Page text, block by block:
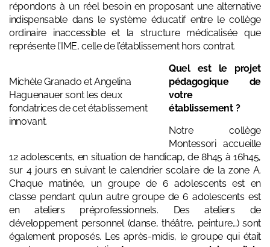
répondons à un réel besoin en proposant une alternative
indispensable dans le système éducatif entre le collège
ordinaire inaccessible et la structure médicalisée que
représente l’IME, celle de l’établissement hors contrat.
Michèle Granado et Angelina
Haguenauer sont les deux
fondatrices de cet établissement
innovant.
Quel est le projet
pédagogique de
votre
établissement ?
Notre collège
Montessori accueille
12 adolescents, en situation de handicap, de 8h45 à 16h45,
sur 4 jours en suivant le calendrier scolaire de la zone A.
Chaque matinée, un groupe de 6 adolescents est en
classe pendant qu’un autre groupe de 6 adolescents est
en ateliers préprofessionnels. Des ateliers de
développement personnel (danse, théâtre, peinture…) sont
également proposés. Les après-midis, le groupe qui était